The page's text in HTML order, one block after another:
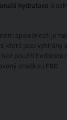
hydratace a
společnosti je
které jsou vybírány
použití
značkou FSC